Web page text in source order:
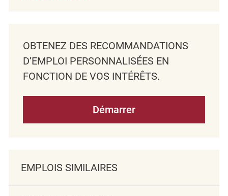
OBTENEZ DES RECOMMANDATIONS
D’EMPLOI PERSONNALISÉES EN
FONCTION DE VOS INTÉRÊTS.
Démarrer
EMPLOIS SIMILAIRES